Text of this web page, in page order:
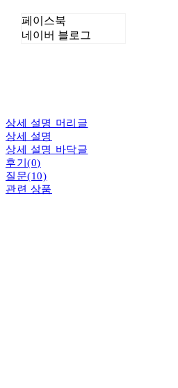
페이스북
네이버 블로그
상세 설명 머리글
상세 설명
상세 설명 바닥글
후기(0)
질문(10)
관련 상품